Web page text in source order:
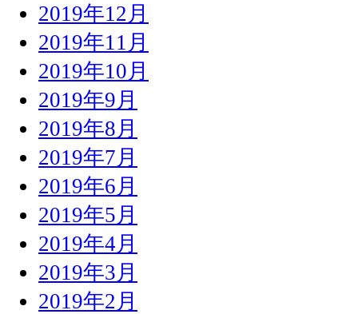
2019年12月
2019年11月
2019年10月
2019年9月
2019年8月
2019年7月
2019年6月
2019年5月
2019年4月
2019年3月
2019年2月